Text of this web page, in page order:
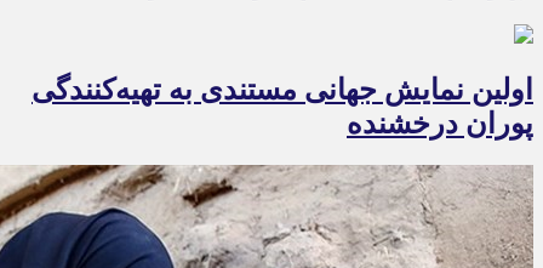
اولین نمایش جهانی مستندی به تهیه‌کنندگی
پوران درخشنده